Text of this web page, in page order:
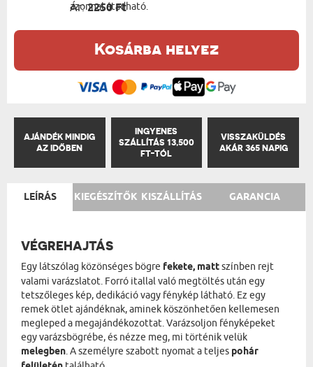
azonnal átadható.
Ár:2250 Ft
Kosárba helyez
AJÁNDÉK MINDIG
AZ IDŐBEN
INGYENES
SZÁLLÍTÁS 13,500
FT-TÓL
VISSZAKÜLDÉS
AKÁR 365 NAPIG
LEÍRÁS KIEGÉSZÍTŐK KISZÁLLÍTÁS GARANCIA
VÉGREHAJTÁS
Egy látszólag közönséges bögre fekete, mattszínben rejt
valami varázslatot. Forró itallal való megtöltés után egy
tetszőleges kép, dedikáció vagy fénykép látható. Ez egy
remek ötlet ajándéknak, aminek köszönhetően kellemesen
megleped a megajándékozottat. Varázsoljon fényképeket
egy varázsbögrébe, és nézze meg, mi történik velük
melegben . A személyre szabott nyomat a teljes pohár